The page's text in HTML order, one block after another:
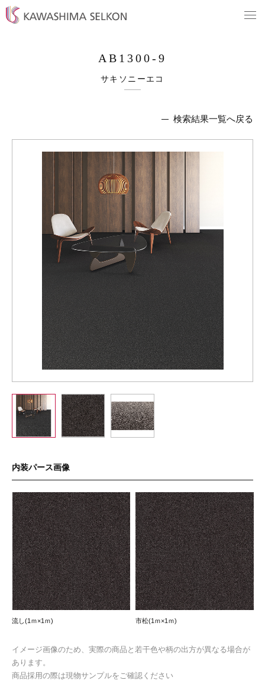
AB1300-9
サキソニーエコ
検索結果一覧へ戻る
内装パース画像
流し(1ｍ×1ｍ) 市松(1ｍ×1ｍ)
イメージ画像のため、実際の商品と若干色や柄の出方が異なる場合が
あります。
商品採用の際は現物サンプルをご確認ください